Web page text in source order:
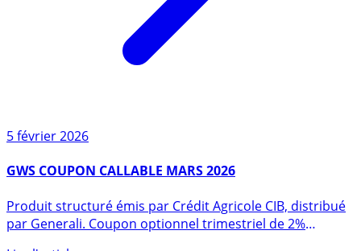
Produit structuré émis par Crédit Agricole CIB, distribué